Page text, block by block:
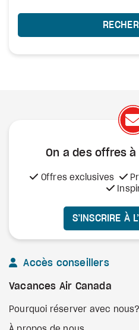
On a des offres à
Offres exclusives
S’INSCRIRE À
Accès conseillers
Vacances Air Canada
Pourquoi réserver avec nous?